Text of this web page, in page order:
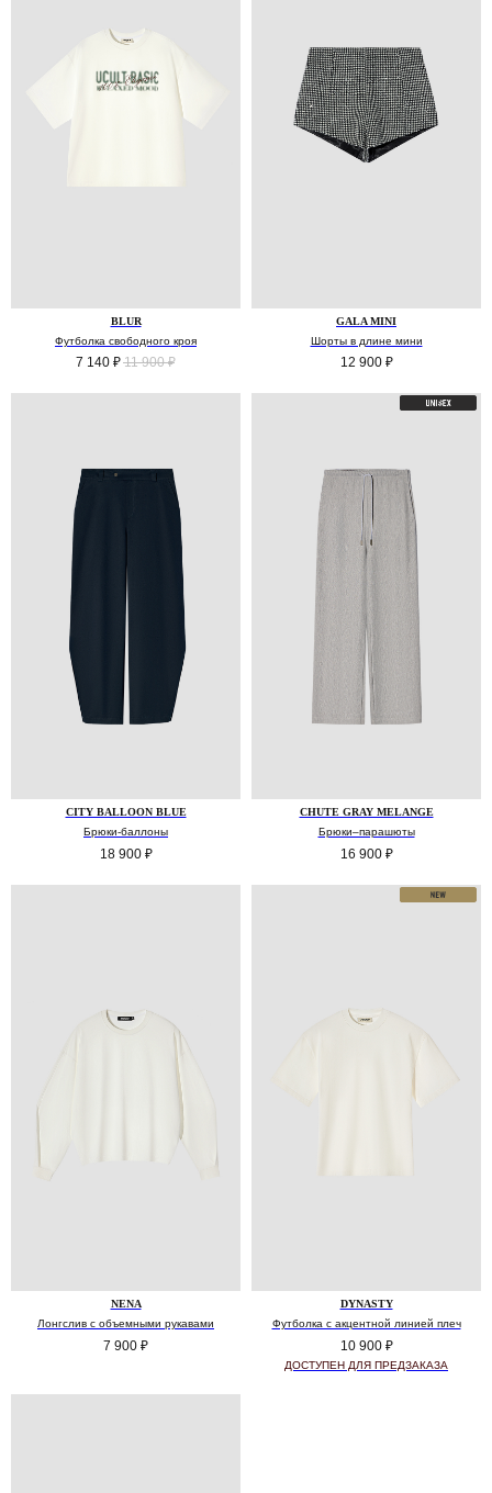
BLUR
Футболка свободного кроя
7 140 ₽ 11 900 ₽
GALA MINI
Шорты в длине мини
12 900 ₽
CITY BALLOON BLUE
Брюки-баллоны
18 900 ₽
CHUTE GRAY MELANGE
Брюки–парашюты
16 900 ₽
NENA
Лонгслив с объемными рукавами
7 900 ₽
DYNASTY
Футболка с акцентной линией плеч
10 900 ₽